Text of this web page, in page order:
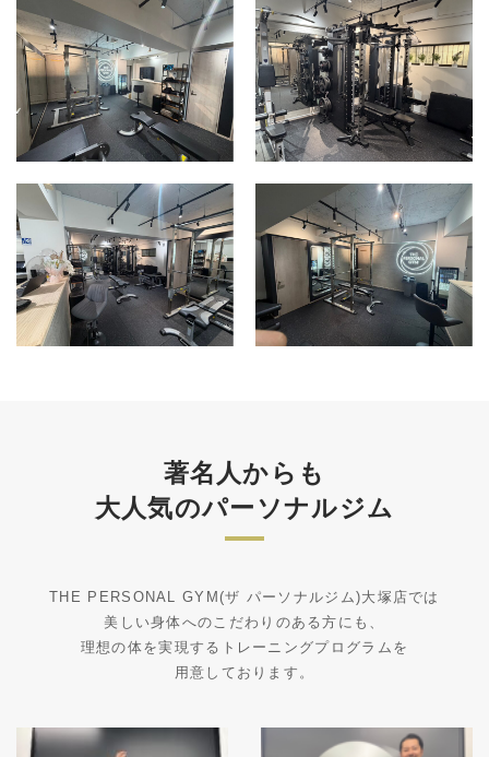
著名人からも
大人気のパーソナルジム
THE PERSONAL GYM(ザ パーソナルジム)大塚店では
美しい身体へのこだわりのある方にも、
理想の体を実現するトレーニングプログラムを
用意しております。